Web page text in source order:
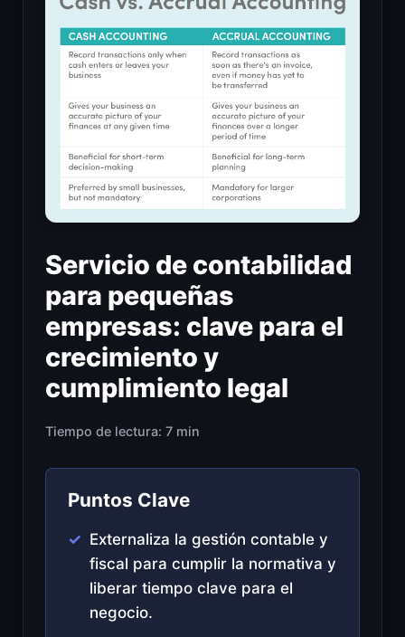
Servicio de contabilidad
para pequeñas
empresas: clave para el
crecimiento y
cumplimiento legal
Tiempo de lectura: 7 min
Puntos Clave
Externaliza la gestión contable y
fiscal para cumplir la normativa y
liberar tiempo clave para el
negocio.